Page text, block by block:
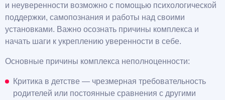
и неуверенности возможно с помощью психологической
поддержки, самопознания и работы над своими
установками. Важно осознать причины комплекса и
начать шаги к укреплению уверенности в себе.
Основные причины комплекса неполноценности:
Критика в детстве — чрезмерная требовательность
родителей или постоянные сравнения с другими